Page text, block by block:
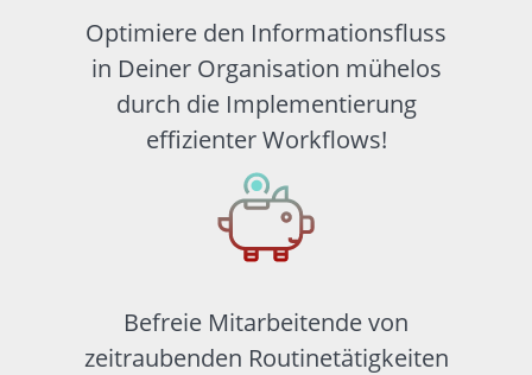
Optimiere den Informationsfluss
in Deiner Organisation mühelos
durch die Implementierung
effizienter Workflows!
Befreie Mitarbeitende von
zeitraubenden Routinetätigkeiten